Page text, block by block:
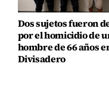
Dos sujetos fueron
por el homicidio de
hombre de 66 años
Divisadero